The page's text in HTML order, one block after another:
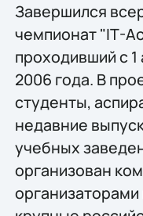
Завершился
чемпионат "IT-
проходивший с 1
2006 года. В
студенты,
недавние
учебных
организован